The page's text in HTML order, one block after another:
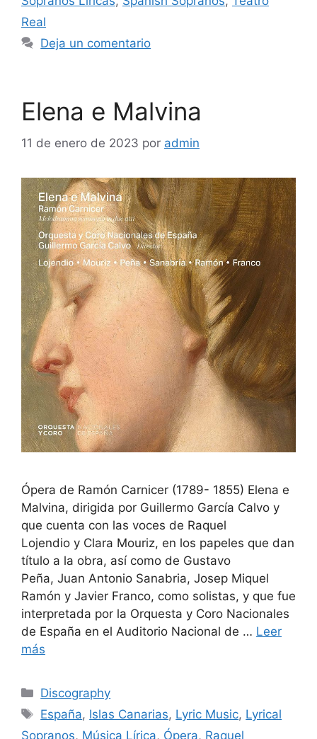
Real
Deja un comentario
Elena e Malvina
11 de enero de 2023 por admin
Ópera de Ramón Carnicer (1789​- 1855) Elena e
Malvina, dirigida por Guillermo García Calvo y
que cuenta con las voces de Raquel
Lojendio y Clara Mouriz, en los papeles que dan
título a la obra, así como de Gustavo
Peña, Juan Antonio Sanabria, Josep Miquel
Ramón y Javier Franco, como solistas, y que fue
interpretada por la Orquesta y Coro Nacionales
de España en el Auditorio Nacional de … Leer
más
Discography
España, Islas Canarias, Lyric Music, Lyrical
Sopranos, Música Lírica, Ópera, Raquel